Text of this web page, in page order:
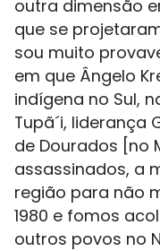
outra dimensão
que se
sou muito
em que Ângelo
indígena no Sul,
Tupã´i, liderança
de Dourados [no
assassinados, a
região para não
1980 e fomos
outros povos no